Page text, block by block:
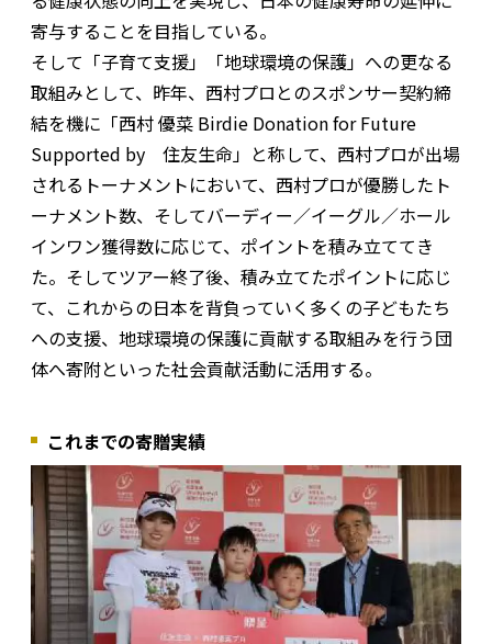
寄与することを目指している。
そして「子育て支援」「地球環境の保護」への更なる
取組みとして、昨年、西村プロとのスポンサー契約締
結を機に「西村 優菜 Birdie Donation for Future
Supported by 住友生命」と称して、西村プロが出場
されるトーナメントにおいて、西村プロが優勝したト
ーナメント数、そしてバーディー／イーグル／ホール
インワン獲得数に応じて、ポイントを積み立ててき
た。そしてツアー終了後、積み立てたポイントに応じ
て、これからの日本を背負っていく多くの子どもたち
への支援、地球環境の保護に貢献する取組みを行う団
体へ寄附といった社会貢献活動に活用する。
これまでの寄贈実績